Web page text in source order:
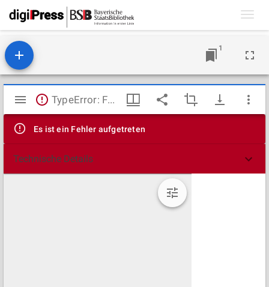
1
Mirador
Viewer
TypeError: Failed to fetch
Es ist ein Fehler aufgetreten
Technische Details